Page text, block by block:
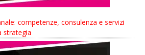
competenze, consulenza e servizi
strategia